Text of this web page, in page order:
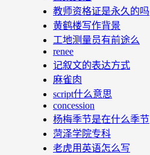
教师资格证是永久的吗
黄鹤楼写作背景
工地测量员有前途么
renee
记叙文的表达方式
麻雀肉
script什么意思
concession
杨梅季节是在什么季节
菏泽学院专科
老虎用英语怎么写